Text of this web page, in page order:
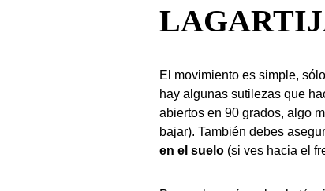
El movimiento es simple,
hay algunas sutilezas que
abiertos en 90 grados, algo
bajar). También debes
en el suelo (si ves hacia el